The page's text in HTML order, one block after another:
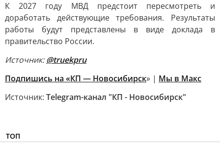
К 2027 году МВД предстоит пересмотреть и
доработать действующие требования. Результаты
работы будут представлены в виде доклада в
правительство России.
Источник:@truekpru
Подпишись на «КП — Новосибирск» | Мы в Mакс
Источник: Telegram-канал "КП - Новосибирск"
ТОП